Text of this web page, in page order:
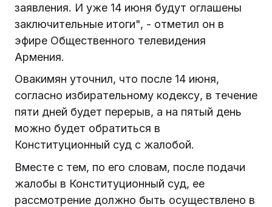
заявления. И уже 14 июня будут оглашены
заключительные итоги", - отметил он в
эфире Общественного телевидения
Армения.
Овакимян уточнил, что после 14 июня,
согласно избирательному кодексу, в течение
пяти дней будет перерыв, а на пятый день
можно будет обратиться в
Конституционный суд с жалобой.
Вместе с тем, по его словам, после подачи
жалобы в Конституционный суд, ее
рассмотрение должно быть осуществлено в